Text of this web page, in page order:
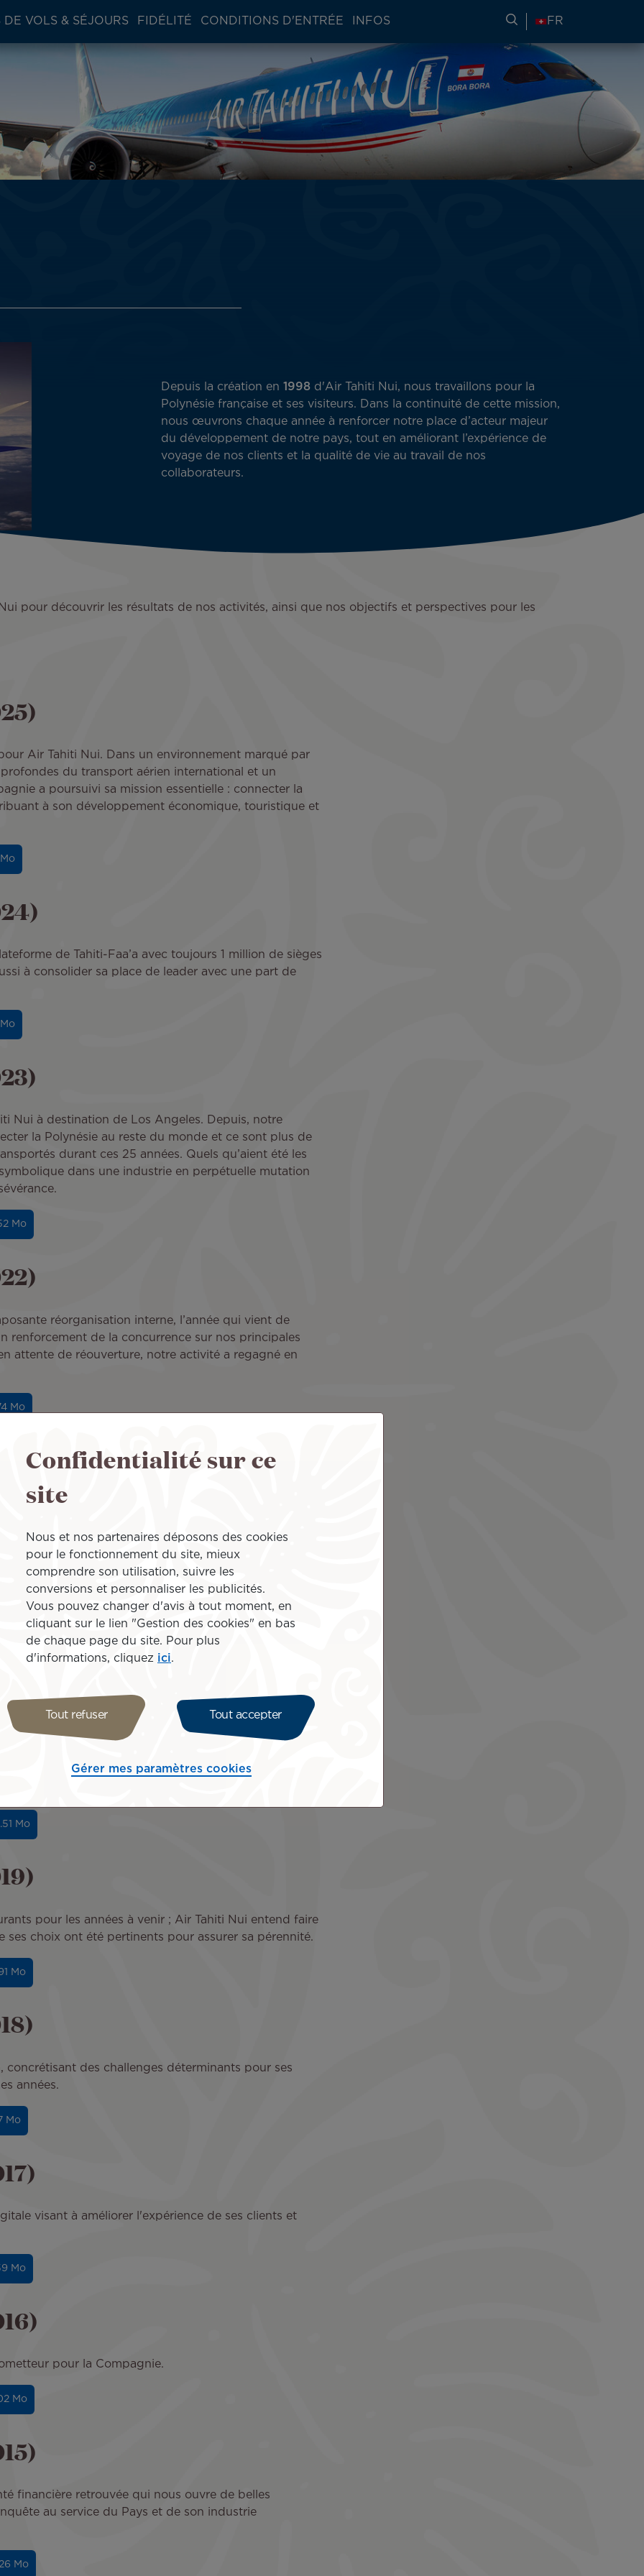
DE VOLS & SÉJOURS FIDÉLITÉ CONDITIONS D'ENTRÉE INFOS RECHERCHER DES
FR
Depuis la création en 1998 d'Air Tahiti Nui, nous travaillons pour la
Polynésie française et ses visiteurs. Dans la continuité de cette mission,
nous œuvrons chaque année à renforcer notre place d’acteur majeur
du développement de notre pays, tout en améliorant l’expérience de
voyage de nos clients et la qualité de vie au travail de nos
collaborateurs.
pour découvrir les résultats de nos activités, ainsi que nos objectifs et perspectives pour les
Air Tahiti Nui. Dans un environnement marqué par
du transport aérien international et un
a poursuivi sa mission essentielle : connecter la
à son développement économique, touristique et
de Tahiti-Faa’a avec toujours 1 million de sièges
à consolider sa place de leader avec une part de
Nui à destination de Los Angeles. Depuis, notre
la Polynésie au reste du monde et ce sont plus de
durant ces 25 années. Quels qu’aient été les
dans une industrie en perpétuelle mutation
Mo
réorganisation interne, l’année qui vient de
renforcement de la concurrence sur nos principales
attente de réouverture, notre activité a regagné en
Mo
grâce au soutien du Pays, notre principal
et la mise en place par notre gouvernement
l’emploi (DiESE) sur de la réduction de temps de
partiel en Polynésie. Ce geste fort de la collectivité,
engage dans nos actions et décisions quotidiennes.
l’importance de nôtre rôle pour l’avenir
Mo
21 ans de croissance ininterrompue du trafic aérien
consécutives de résultats positifs qui ont été
à harmoniser son activité au niveau de la
commerciale à cette nouvelle réalité.
Mo
pour les années à venir ; Air Tahiti Nui entend faire
ses choix ont été pertinents pour assurer sa pérennité.
Mo
concrétisant des challenges déterminants pour ses
années.
Mo
visant à améliorer l'expérience de ses clients et
Mo
pour la Compagnie.
Mo
financière retrouvée qui nous ouvre de belles
au service du Pays et de son industrie
Mo
Confidentialité sur ce
site
Nous et nos partenaires déposons des cookies
pour le fonctionnement du site, mieux
comprendre son utilisation, suivre les
conversions et personnaliser les publicités.
Vous pouvez changer d'avis à tout moment, en
cliquant sur le lien "Gestion des cookies" en bas
de chaque page du site. Pour plus
d'informations, cliquez ici.
Tout refuser Tout accepter
Gérer mes paramètres cookies